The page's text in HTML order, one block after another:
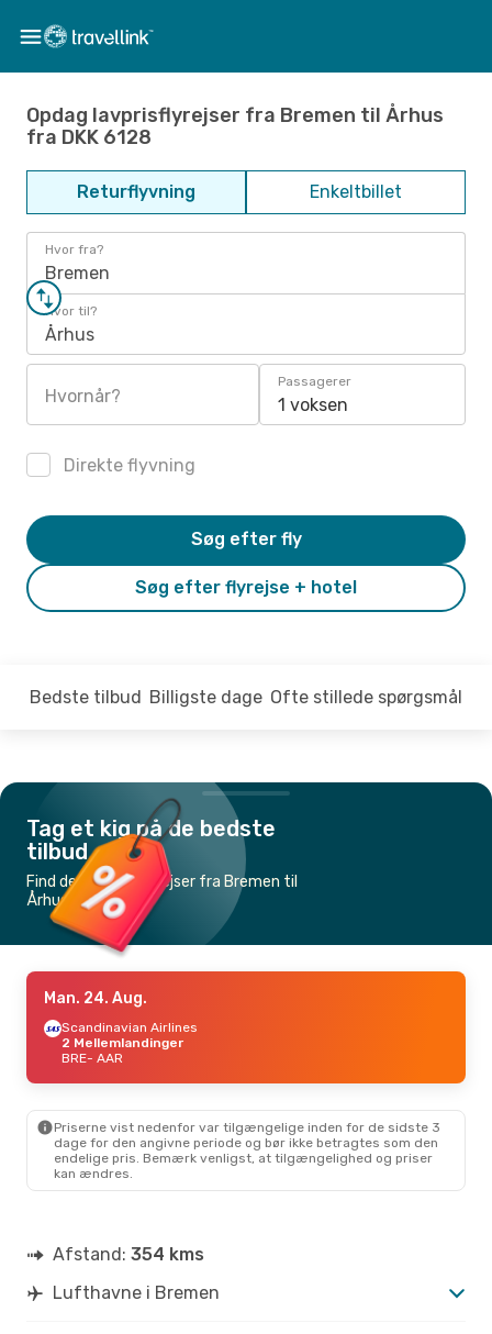
Opdag lavprisflyrejser fra Bremen til Århus
fra DKK 6128
Returflyvning Enkeltbillet
Hvor fra?
Bremen
Hvor til?
Århus
Hvornår?
Passagerer
1 voksen
Direkte flyvning
Søg efter flyrejse + hotel
Søg efter fly
Bedste tilbud Billigste dage Ofte stillede spørgsmål
Tag et kig på de bedste
tilbud
Find de billigste flyrejser fra Bremen til
Århus
Man. 24. Aug.
Scandinavian Airlines
2 Mellemlandinger
BRE- AAR
Priserne vist nedenfor var tilgængelige inden for de sidste 3
dage for den angivne periode og bør ikke betragtes som den
endelige pris. Bemærk venligst, at tilgængelighed og priser
kan ændres.
Afstand: 354 kms
Lufthavne i Bremen